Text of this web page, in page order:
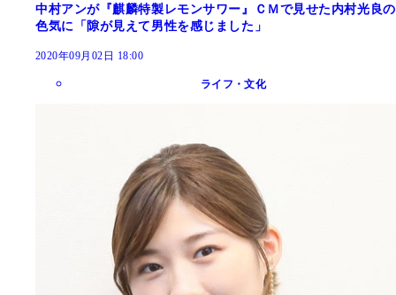
中村アンが『麒麟特製レモンサワー』ＣＭで見せた内村光良の
色気に「隙が見えて男性を感じました」
2020年09月02日 18:00
ライフ・文化